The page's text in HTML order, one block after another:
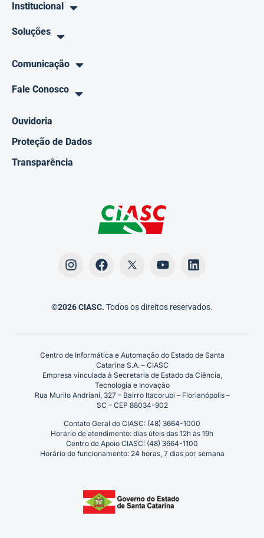
Institucional
Soluções
Comunicação
Fale Conosco
Ouvidoria
Proteção de Dados
Transparência
©2026 CIASC. Todos os direitos reservados.
Centro de Informática e Automação do Estado de Santa
Catarina S.A. – CIASC
Empresa vinculada à Secretaria de Estado da Ciência,
Tecnologia e Inovação
Rua Murilo Andriani, 327 – Bairro Itacorubi – Florianópolis –
SC – CEP 88034-902
Contato Geral do CIASC: (48) 3664-1000
Horário de atendimento: dias úteis das 12h às 19h
Centro de Apoio CIASC: (48) 3664-1100
Horário de funcionamento: 24 horas, 7 dias por semana